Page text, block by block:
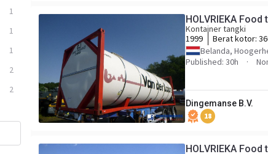
1
1
1
2
2
HOLVRIEKA
Kontainer tangki
1999
Berat kotor:
Belanda,
Published: 30h
Dingemanse B.V.
18
HOLVRIEKA